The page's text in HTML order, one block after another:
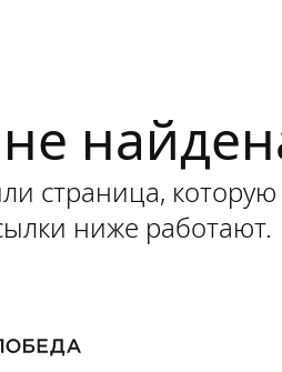
страница,
ниже работают.